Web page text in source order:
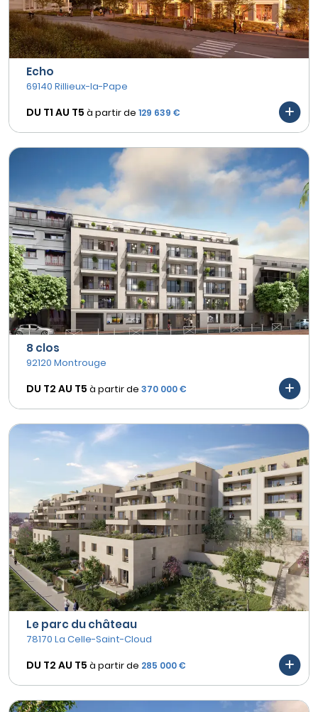
Echo
69140 Rillieux-la-Pape
DU T1 AU T5 à partir de 129 639 €
8 clos
92120 Montrouge
DU T2 AU T5 à partir de 370 000 €
Le parc du château
78170 La Celle-Saint-Cloud
DU T2 AU T5 à partir de 285 000 €